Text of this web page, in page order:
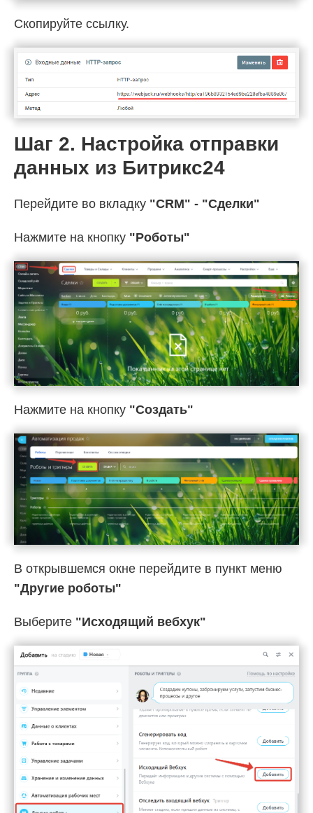
Скопируйте ссылку.
Шаг 2. Настройка отправки
данных из Битрикс24
Перейдите во вкладку "CRM" - "Сделки"
Нажмите на кнопку "Роботы"
Нажмите на кнопку "Создать"
В открывшемся окне перейдите в пункт меню
"Другие роботы"
Выберите "Исходящий вебхук"